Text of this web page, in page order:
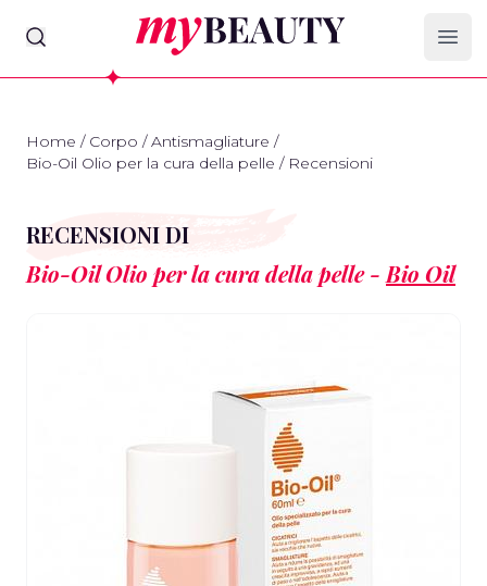
myBeauty
Home / Corpo / Antismagliature /
Bio-Oil Olio per la cura della pelle / Recensioni
RECENSIONI DI
Bio-Oil Olio per la cura della pelle - Bio Oil